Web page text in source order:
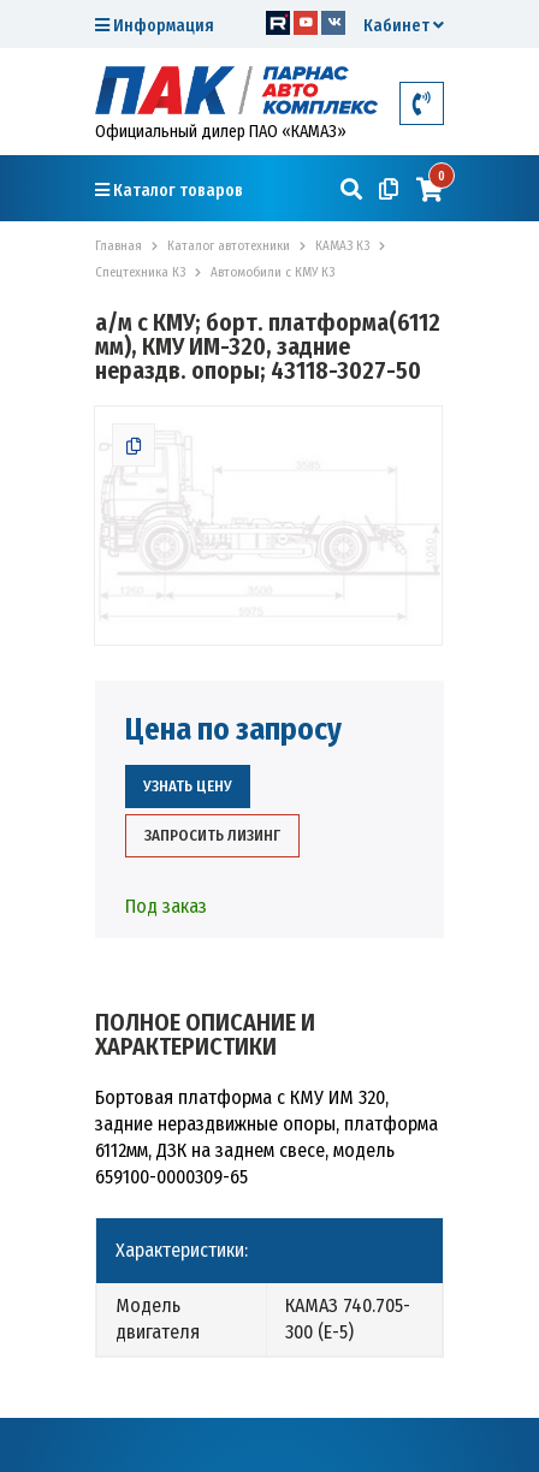
Кабинет
Информация
Официальный дилер ПАО «КАМАЗ»
Каталог товаров
0
Главная Каталог автотехники
КАМАЗ К3
Спецтехника К3
Автомобили с КМУ К3
а/м с КМУ; борт. платформа(6112
мм), КМУ ИМ-320, задние
нераздв. опоры; 43118-3027-50
Цена по запросу
УЗНАТЬ ЦЕНУ
ЗАПРОСИТЬ ЛИЗИНГ
Под заказ
ПОЛНОЕ ОПИСАНИЕ И
ХАРАКТЕРИСТИКИ
Бортовая платформа с КМУ ИМ 320,
задние нераздвижные опоры, платформа
6112мм, ДЗК на заднем свесе, модель
659100-0000309-65
Характеристики:
Модель
двигателя
КАМАЗ 740.705-
300 (Е-5)